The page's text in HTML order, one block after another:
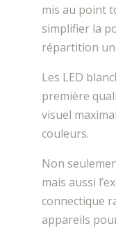
mis au point
simplifier la
répartition
Les LED
première
visuel
couleurs.
Non
mais aussi
connectique
appareils